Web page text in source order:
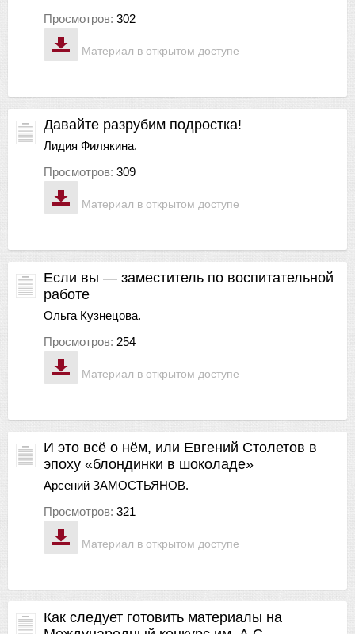
Материал в открытом доступе
Просмотров: 302
Материал в открытом доступе
Давайте разрубим подростка!
Лидия Филякина.
Просмотров: 309
Материал в открытом доступе
Если вы — заместитель по воспитательной
работе
Ольга Кузнецова.
Просмотров: 254
Материал в открытом доступе
И это всё о нём, или Евгений Столетов в
эпоху «блондинки в шоколаде»
Арсений ЗАМОСТЬЯНОВ.
Просмотров: 321
Как следует готовить материалы на